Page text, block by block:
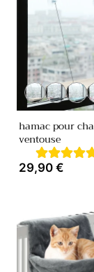
o
Variante
épuisée
indisponible
Variante
épuisée
hamac pour
ventouse
Prix
29,90 €